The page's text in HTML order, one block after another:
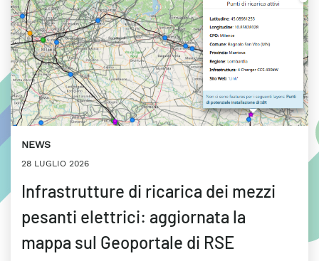
NEWS
28 LUGLIO 2026
Infrastrutture di ricarica dei mezzi
pesanti elettrici: aggiornata la
mappa sul Geoportale di RSE